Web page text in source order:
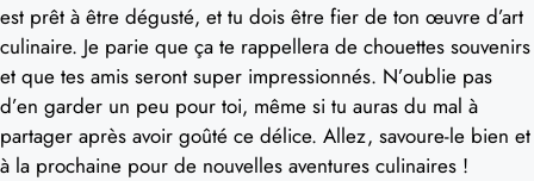
est prêt à être dégusté, et tu dois être fier de ton œuvre d’art
culinaire. Je parie que ça te rappellera de chouettes souvenirs
et que tes amis seront super impressionnés. N’oublie pas
d’en garder un peu pour toi, même si tu auras du mal à
partager après avoir goûté ce délice. Allez, savoure-le bien et
à la prochaine pour de nouvelles aventures culinaires !